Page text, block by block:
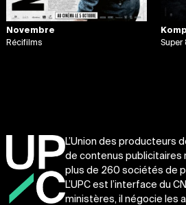
Novembre
Récifilms
Super
L’Union des producteurs
de contenus publicitaires
plus de 260 sociétés de
L’UPC est l’interface du
ministères, il négocie les